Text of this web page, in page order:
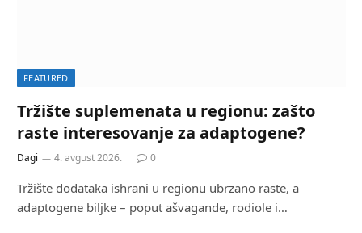
FEATURED
Tržište suplemenata u regionu: zašto
raste interesovanje za adaptogene?
Dagi 4. avgust 2026. 0
Tržište dodataka ishrani u regionu ubrzano raste, a
adaptogene biljke – poput ašvagande, rodiole i…